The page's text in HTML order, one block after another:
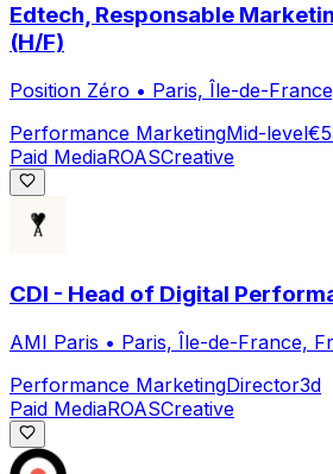
Edtech, Responsable
(H/F)
Position Zéro • Paris, Île-de-
Performance MarketingMid-level
Paid MediaROASCreative
CDI - Head of Digital
AMI Paris • Paris, Île-de-France,
Performance MarketingDirector3d
Paid MediaROASCreative